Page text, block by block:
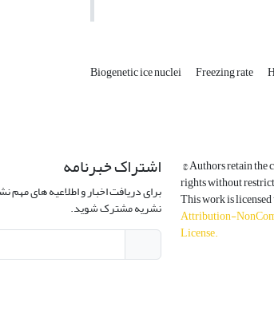
Biogenetic ice nuclei Freezing rate
© Authors retain
rights without
This work is
Attribution-
License.
اشتراک خبرنامه
برای دریافت اخبار و اطلاعیه های مهم
نشریه مشترک شوید.